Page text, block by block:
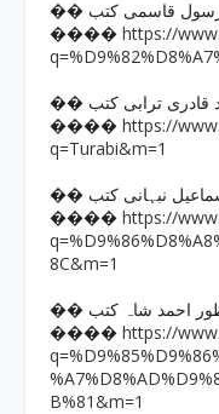
رسول قاسمی کتب
���� https://
قادری ترابی کتب
���� https://
q=Turabi&m=1
نبہانی کتب
���� https://
8C&m=1
احمد شاہ کتب
���� https://
B%81&m=1